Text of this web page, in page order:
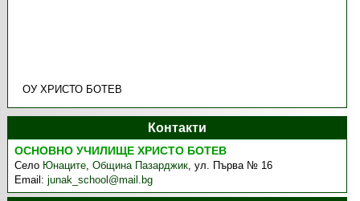
ОУ ХРИСТО БОТЕВ
Контакти
ОСНОВНО УЧИЛИЩЕ ХРИСТО БОТЕВ
Село Юнаците,Община Пазарджик,ул. Първа № 16
Email:junak_school@mail.bg